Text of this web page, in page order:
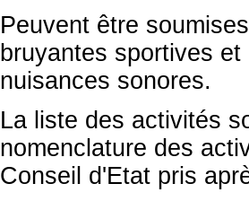
Peuvent être
bruyantes sportives
nuisances sonores.
La liste des activités
nomenclature des
Conseil d'Etat pris